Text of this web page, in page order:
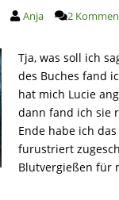
Anja 2
Tja, was soll ich
des Buches fand
hat mich Lucie
dann fand ich sie
Ende habe ich
furustriert
Blutvergießen für